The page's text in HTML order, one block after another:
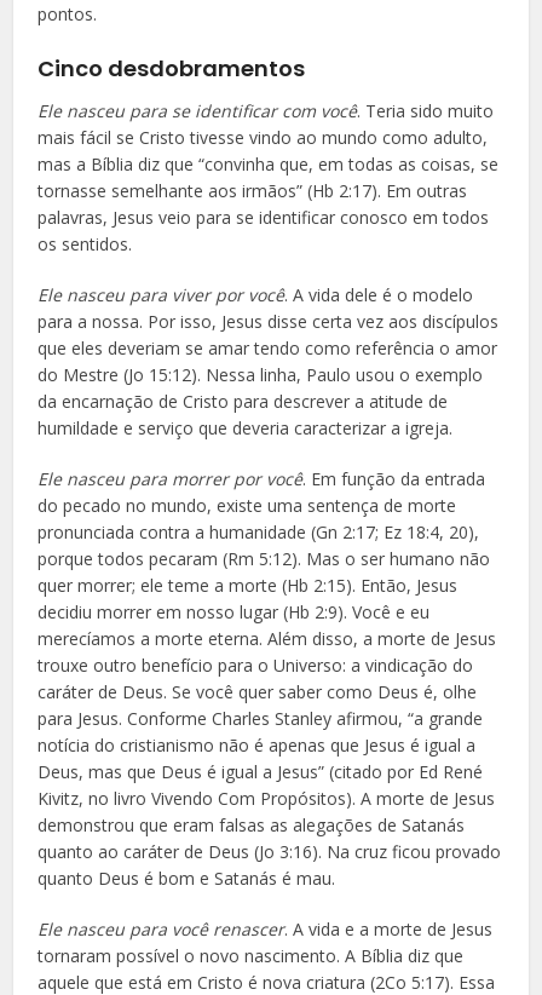
pontos.
Cinco desdobramentos
Ele nasceu para se identificar com você. Teria sido muito
mais fácil se Cristo tivesse vindo ao mundo como adulto,
mas a Bíblia diz que “convinha que, em todas as coisas, se
tornasse semelhante aos irmãos” (Hb 2:17). Em outras
palavras, Jesus veio para se identificar conosco em todos
os sentidos.
Ele nasceu para viver por você. A vida dele é o modelo
para a nossa. Por isso, Jesus disse certa vez aos discípulos
que eles deveriam se amar tendo como referência o amor
do Mestre (Jo 15:12). Nessa linha, Paulo usou o exemplo
da encarnação de Cristo para descrever a atitude de
humildade e serviço que deveria caracterizar a igreja.
Ele nasceu para morrer por você. Em função da entrada
do pecado no mundo, existe uma sentença de morte
pronunciada contra a humanidade (Gn 2:17; Ez 18:4, 20),
porque todos pecaram (Rm 5:12). Mas o ser humano não
quer morrer; ele teme a morte (Hb 2:15). Então, Jesus
decidiu morrer em nosso lugar (Hb 2:9). Você e eu
merecíamos a morte eterna. Além disso, a morte de Jesus
trouxe outro benefício para o Universo: a vindicação do
caráter de Deus. Se você quer saber como Deus é, olhe
para Jesus. Conforme Charles Stanley afirmou, “a grande
notícia do cristianismo não é apenas que Jesus é igual a
Deus, mas que Deus é igual a Jesus” (citado por Ed René
Kivitz, no livro Vivendo Com Propósitos). A morte de Jesus
demonstrou que eram falsas as alegações de Satanás
quanto ao caráter de Deus (Jo 3:16). Na cruz ficou provado
quanto Deus é bom e Satanás é mau.
Ele nasceu para você renascer. A vida e a morte de Jesus
tornaram possível o novo nascimento. A Bíblia diz que
aquele que está em Cristo é nova criatura (2Co 5:17). Essa